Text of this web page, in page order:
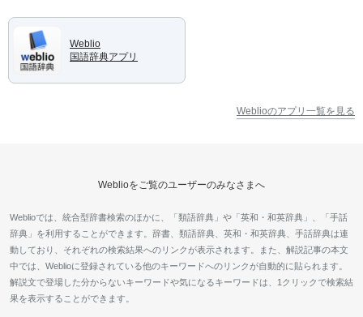
Weblio
国語辞典アプリ
Weblioのアプリ一覧を見る
Weblioをご覧のユーザーのみなさまへ
Weblioでは、統合型辞書検索のほかに、「類語辞典」や「英和・和英辞典」、「手話
辞典」を利用することができます。辞書、類語辞典、英和・和英辞典、手話辞典は連
動しており、それぞれの検索結果へのリンクが表示されます。また、解説記事の本文
中では、Weblioに登録されている他のキーワードへのリンクが自動的に貼られます。
解説文で登場した分からないキーワードや気になるキーワードは、1クリックで検索結
果を表示することができます。